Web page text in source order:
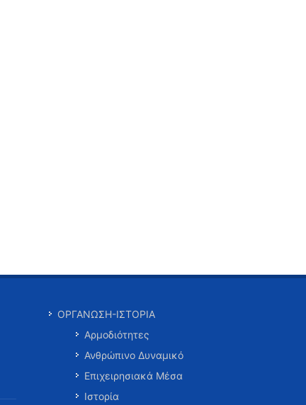
ΟΡΓΑΝΩΣΗ-ΙΣΤΟΡΙΑ
Αρμοδιότητες
Ανθρώπινο Δυναμικό
Επιχειρησιακά Μέσα
Ιστορία